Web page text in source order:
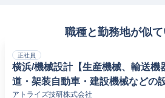
職種と勤務地が似
正社員
横浜/機械設計【生産機械、輸送
道・架装自動車・建設機械などの
アトライズ技研株式会社